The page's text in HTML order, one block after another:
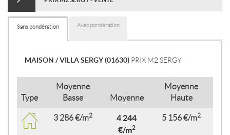
Sans pondération Avec pondération
MAISON / VILLA SERGY (01630) PRIX M2 SERGY
Type
Moyenne
Basse
Moyenne
Moyenne
Haute
3 286 €/m2
4 244
€/m2
5 156 €/m2